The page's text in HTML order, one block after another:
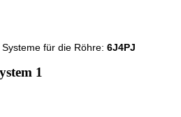
für die Röhre:6J4PJ
1